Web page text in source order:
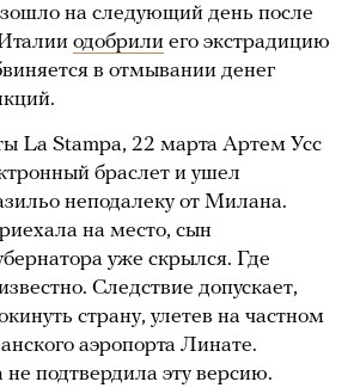
на следующий день после
одобрили его экстрадицию
в отмывании денег
La Stampa, 22 марта Артем Усс
браслет и ушел
неподалеку от Милана.
на место, сын
уже скрылся. Где
Следствие допускает,
страну, улетев на частном
аэропорта Линате.
подтвердила эту версию.